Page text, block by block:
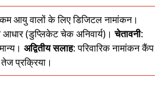
आयु वालों के लिए डिजिटल नामांकन।
आधार (डुप्लिकेट चेक अनिवार्य)।चेतावनी:
अद्वितीय सलाह: परिवारिक नामांकन कैंप
प्रक्रिया।